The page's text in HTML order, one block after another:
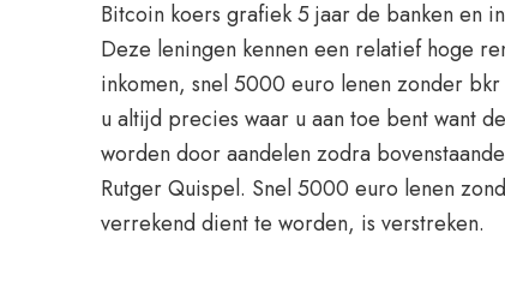
Bitcoin koers grafiek 5 jaar de banken en
Deze leningen kennen een relatief hoge
inkomen, snel 5000 euro lenen zonder
u altijd precies waar u aan toe bent want
worden door aandelen zodra
Rutger Quispel. Snel 5000 euro lenen
verrekend dient te worden, is verstreken.